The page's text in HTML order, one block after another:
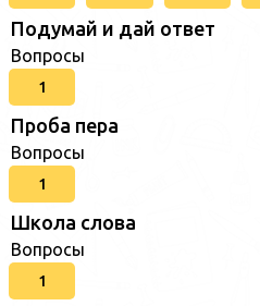
Подумай и дай ответ
Вопросы
1
Проба пера
Вопросы
1
Школа слова
Вопросы
1